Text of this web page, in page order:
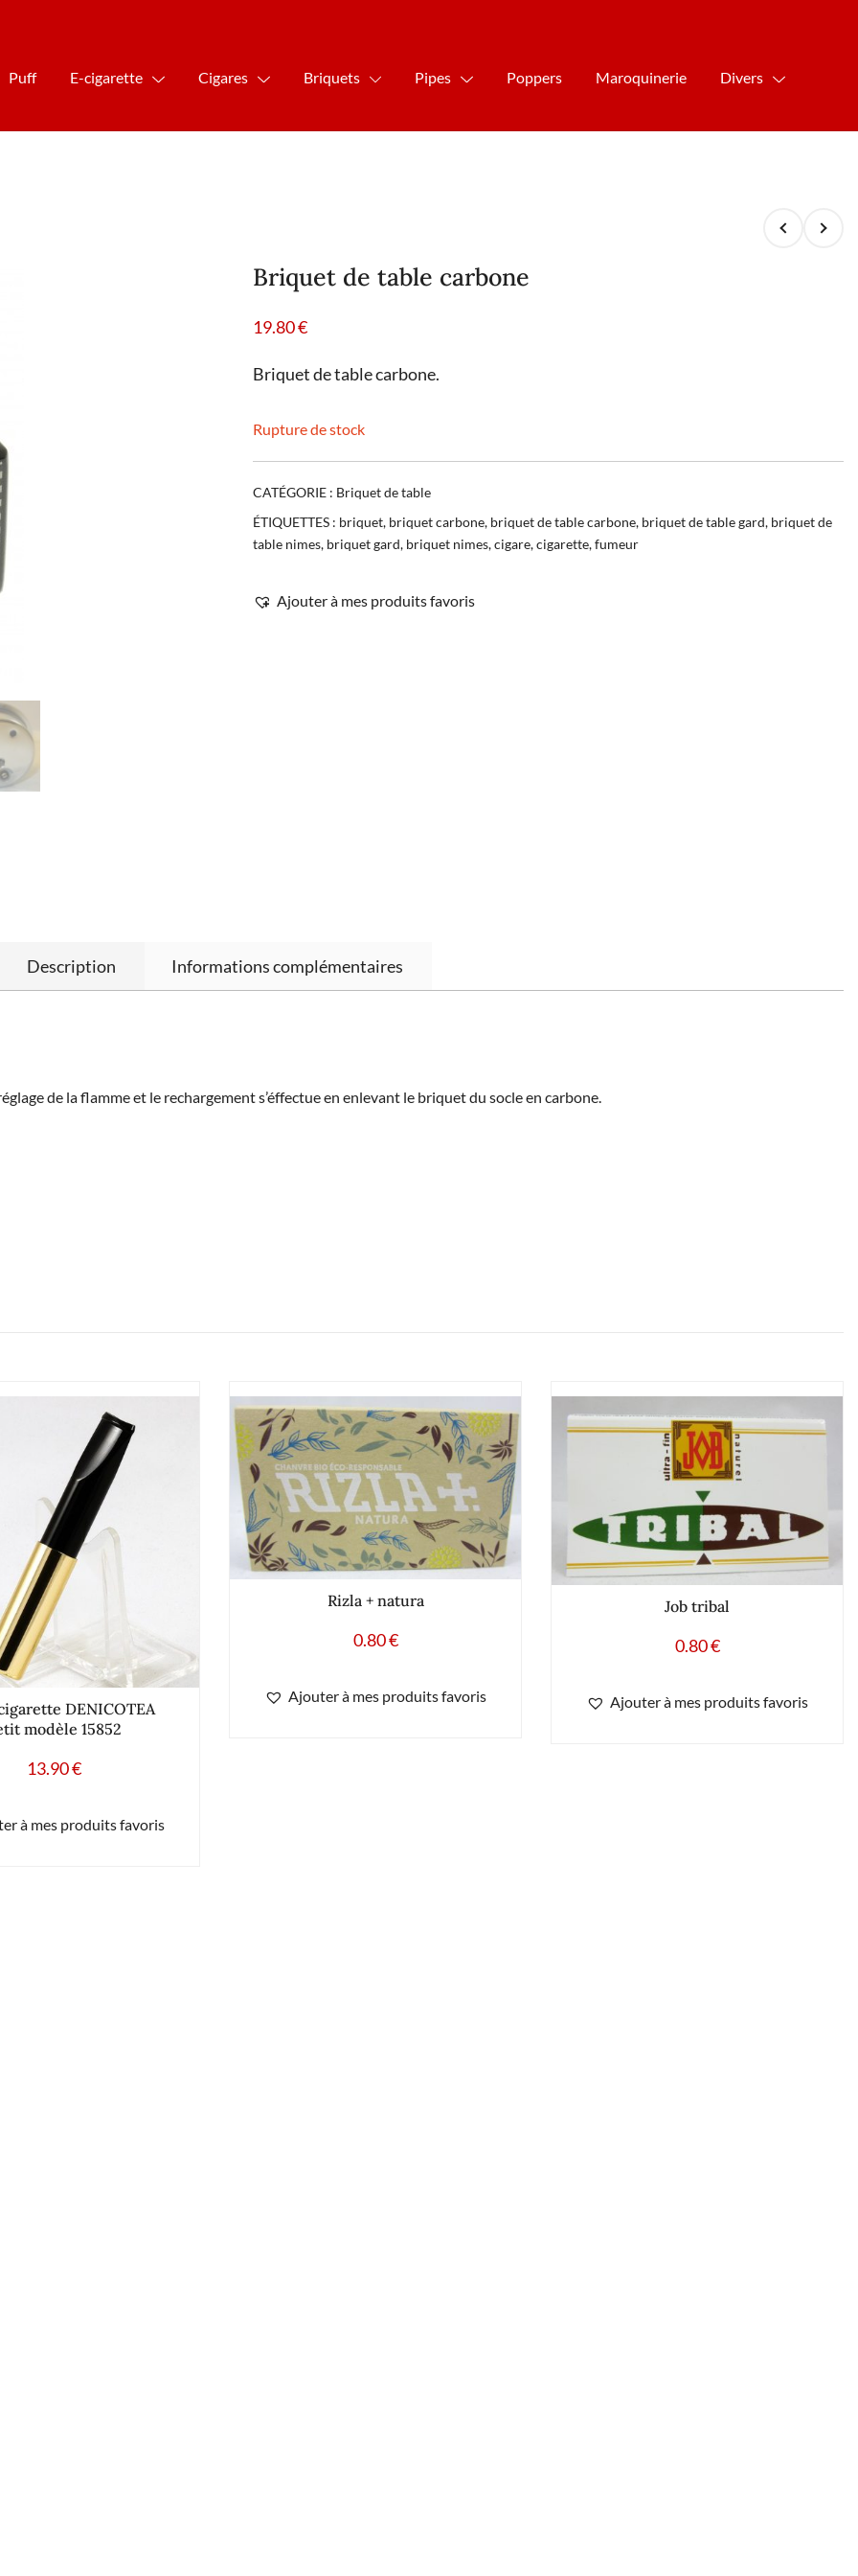
Puff E-cigarette Cigares Briquets Pipes Poppers Maroquinerie Divers
Briquet de table carbone
19.80€
Briquet de table carbone.
Rupture de stock
CATÉGORIE : Briquet de table
ÉTIQUETTES : briquet, briquet carbone, briquet de table carbone, briquet de table gard, briquet de
table nimes, briquet gard, briquet nimes,cigare,cigarette,fumeur
Ajouter à mes produits favoris
Description Informations complémentaires
de la flamme et le rechargement s’éffectue en enlevant le briquet du socle en carbone.
DENICOTEA
modèle 15852
13.90€
à mes produits favoris
Rizla + natura
0.80€
Ajouter à mes produits favoris
Job tribal
0.80€
Ajouter à mes produits favoris